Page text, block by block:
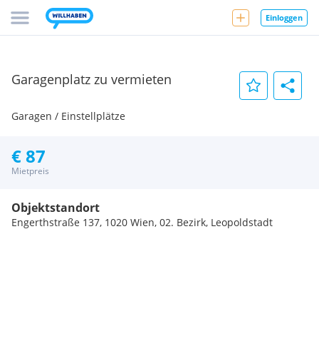
Einloggen
Garagenplatz zu vermieten
Garagen / Einstellplätze
€ 87
Mietpreis
Objektstandort
Engerthstraße 137, 1020 Wien, 02. Bezirk, Leopoldstadt